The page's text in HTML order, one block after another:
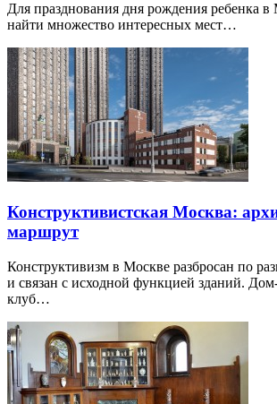
Для празднования дня рождения ребенка
найти множество интересных мест…
Конструктивистская Москва:
маршрут
Конструктивизм в Москве разбросан по
и связан с исходной функцией зданий.
клуб…